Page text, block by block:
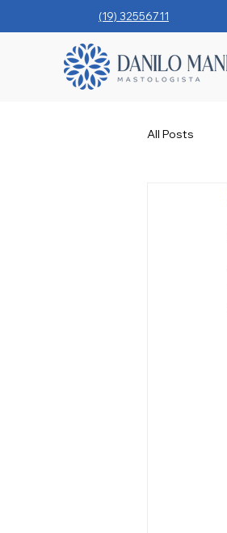
(19) 32556711
All Posts